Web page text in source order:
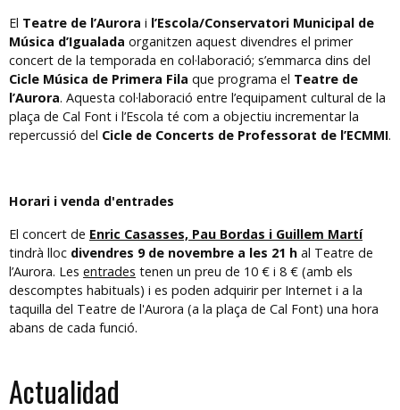
El Teatre de l’Aurora i l’Escola/Conservatori Municipal de
Música d’Igualada organitzen aquest divendres el primer
concert de la temporada en col·laboració; s’emmarca dins del
Cicle Música de Primera Fila que programa el Teatre de
l’Aurora. Aquesta col·laboració entre l’equipament cultural de la
plaça de Cal Font i l’Escola té com a objectiu incrementar la
repercussió del Cicle de Concerts de Professorat de l’ECMMI.
Horari i venda d'entrades
El concert de Enric Casasses, Pau Bordas i Guillem Martí
tindrà lloc divendres 9 de novembre a les 21 h al Teatre de
l’Aurora. Les entrades tenen un preu de 10 € i 8 € (amb els
descomptes habituals) i es poden adquirir per Internet i a la
taquilla del Teatre de l'Aurora (a la plaça de Cal Font) una hora
abans de cada funció.
Actualidad